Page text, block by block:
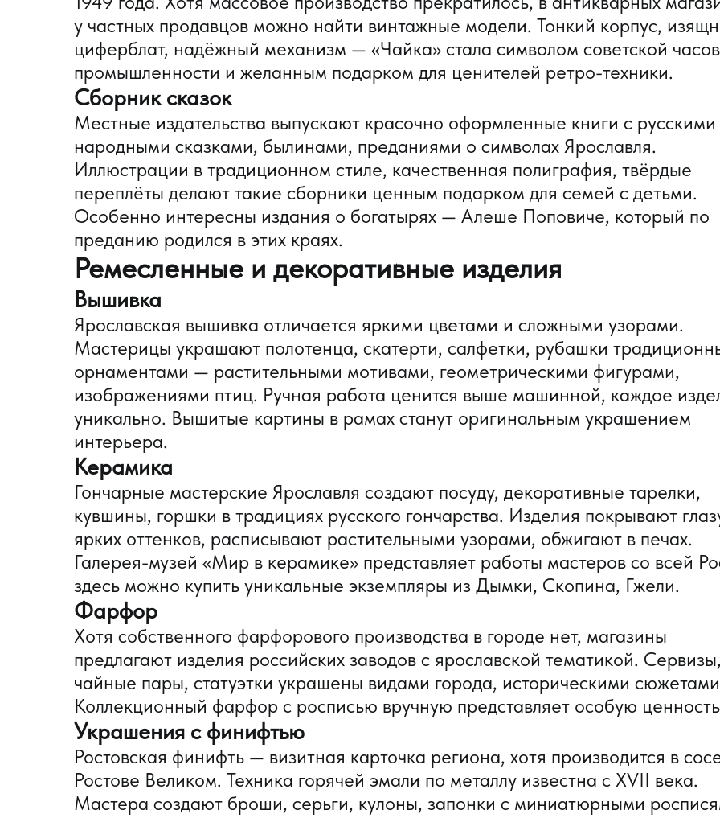
у частных продавцов можно найти винтажные модели. Тонкий корпус,
циферблат, надёжный механизм — «Чайка» стала символом советской
промышленности и желанным подарком для ценителей ретро-техники.
Сборник сказок
Местные издательства выпускают красочно оформленные книги с русскими
народными сказками, былинами, преданиями о символах Ярославля.
Иллюстрации в традиционном стиле, качественная полиграфия, твёрдые
переплёты делают такие сборники ценным подарком для семей с детьми.
Особенно интересны издания о богатырях — Алеше Поповиче, который по
преданию родился в этих краях.
Ремесленные и декоративные изделия
Вышивка
Ярославская вышивка отличается яркими цветами и сложными узорами.
Мастерицы украшают полотенца, скатерти, салфетки, рубашки
орнаментами — растительными мотивами, геометрическими фигурами,
изображениями птиц. Ручная работа ценится выше машинной, каждое
уникально. Вышитые картины в рамах станут оригинальным украшением
интерьера.
Керамика
Гончарные мастерские Ярославля создают посуду, декоративные тарелки,
кувшины, горшки в традициях русского гончарства. Изделия покрывают
ярких оттенков, расписывают растительными узорами, обжигают в печах.
Галерея-музей «Мир в керамике» представляет работы мастеров со всей
здесь можно купить уникальные экземпляры из Дымки, Скопина, Гжели.
Фарфор
Хотя собственного фарфорового производства в городе нет, магазины
предлагают изделия российских заводов с ярославской тематикой. Сервизы,
чайные пары, статуэтки украшены видами города, историческими
Коллекционный фарфор с росписью вручную представляет особую
Украшения с финифтью
Ростовская финифть — визитная карточка региона, хотя производится в
Ростове Великом. Техника горячей эмали по металлу известна с XVII века.
Мастера создают броши, серьги, кулоны, запонки с миниатюрными